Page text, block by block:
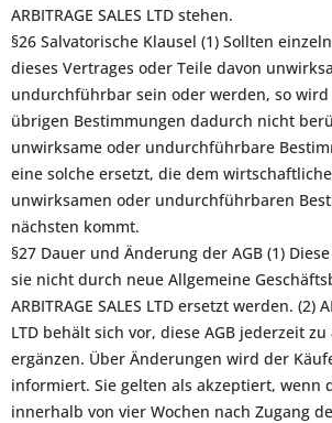
ARBITRAGE SALES LTD stehen.
§26 Salvatorische Klausel (1) Sollten
dieses Vertrages oder Teile davon
undurchführbar sein oder werden, so
übrigen Bestimmungen dadurch nicht
unwirksame oder undurchführbare
eine solche ersetzt, die dem
unwirksamen oder undurchführbaren
nächsten kommt.
§27 Dauer und Änderung der AGB (1)
sie nicht durch neue Allgemeine
ARBITRAGE SALES LTD ersetzt werden. (2)
LTD behält sich vor, diese AGB jederzeit
ergänzen. Über Änderungen wird der
informiert. Sie gelten als akzeptiert, wenn
innerhalb von vier Wochen nach Zugang